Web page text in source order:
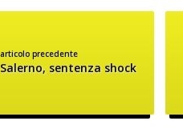
articolo precedente
Salerno, sentenza shock